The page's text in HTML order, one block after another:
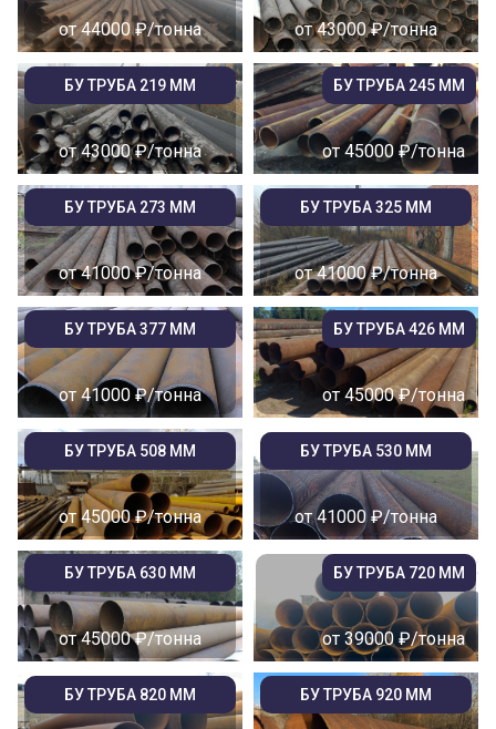
от 44000 ₽/тонна от 43000 ₽/тонна
БУ ТРУБА 219 ММ
от 43000 ₽/тонна
БУ ТРУБА 245 ММ
от 45000 ₽/тонна
БУ ТРУБА 273 ММ
от 41000 ₽/тонна
БУ ТРУБА 325 ММ
от 41000 ₽/тонна
БУ ТРУБА 377 ММ
от 41000 ₽/тонна
БУ ТРУБА 426 ММ
от 45000 ₽/тонна
БУ ТРУБА 508 ММ
от 45000 ₽/тонна
БУ ТРУБА 530 ММ
от 41000 ₽/тонна
БУ ТРУБА 630 ММ
от 45000 ₽/тонна
БУ ТРУБА 720 ММ
от 39000 ₽/тонна
БУ ТРУБА 820 ММ БУ ТРУБА 920 ММ